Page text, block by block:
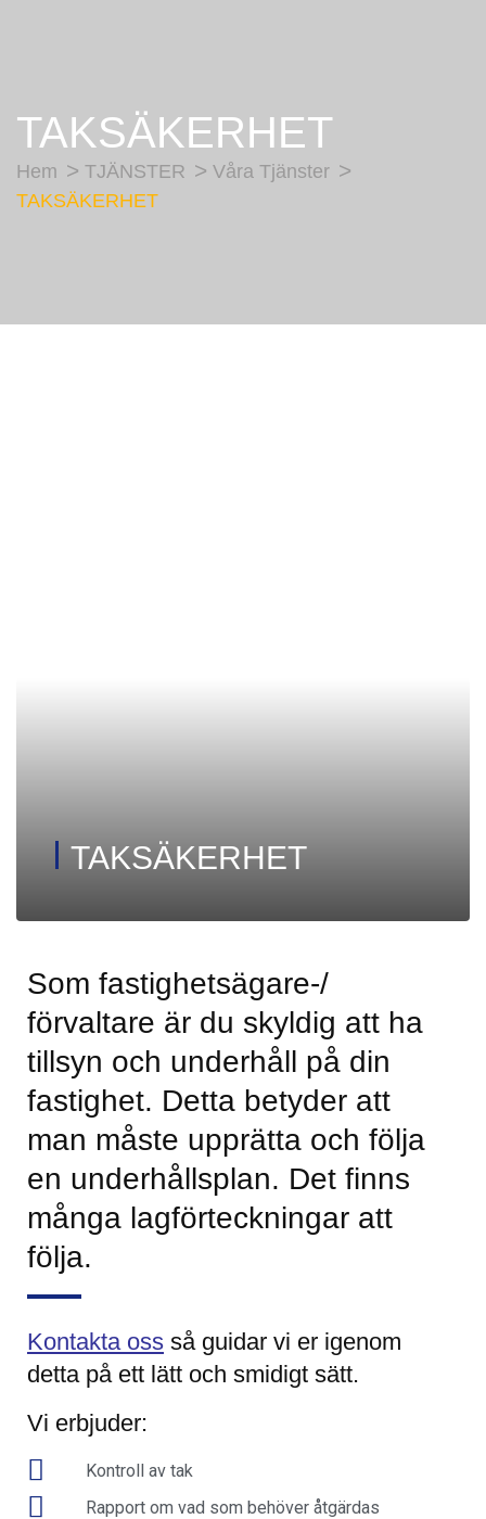
TAKSÄKERHET
Hem TJÄNSTER
Våra Tjänster
TAKSÄKERHET
TAKSÄKERHET
Som fastighetsägare-/
förvaltare är du skyldig att ha
tillsyn och underhåll på din
fastighet. Detta betyder att
man måste upprätta och följa
en underhållsplan. Det finns
många lagförteckningar att
följa.
Kontakta oss så guidar vi er igenom
detta på ett lätt och smidigt sätt.
Vi erbjuder:
Kontroll av tak
Rapport om vad som behöver åtgärdas